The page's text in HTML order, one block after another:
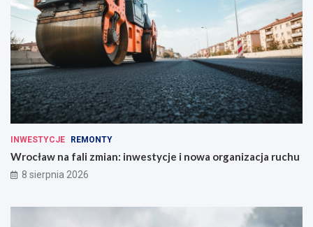
INWESTYCJE REMONTY
Wrocław na fali zmian: inwestycje i nowa organizacja ruchu
8 sierpnia 2026